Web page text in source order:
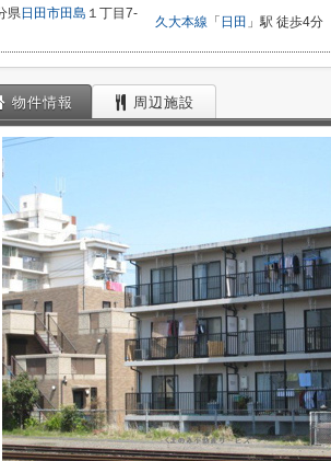
県日田市田島 １丁目7-
久大本線 「 日田 」駅 徒歩4分
物件情報 周辺施設